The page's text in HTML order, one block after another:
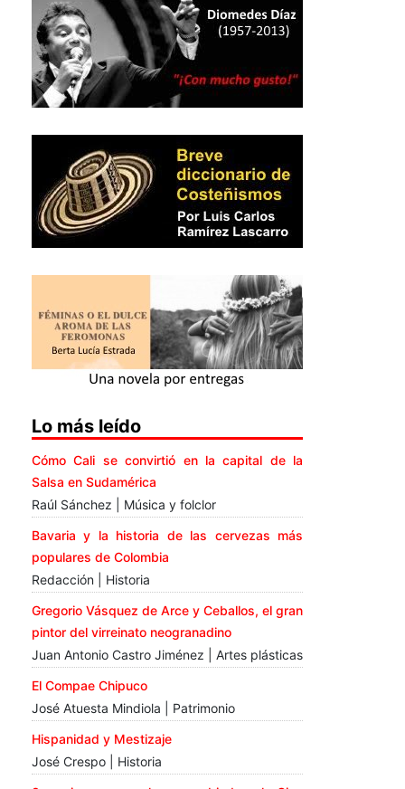
Lo más leído
Cómo Cali se convirtió en la capital de la
Salsa en Sudamérica
Raúl Sánchez | Música y folclor
Bavaria y la historia de las cervezas más
populares de Colombia
Redacción | Historia
Gregorio Vásquez de Arce y Ceballos, el gran
pintor del virreinato neogranadino
Juan Antonio Castro Jiménez | Artes plásticas
El Compae Chipuco
José Atuesta Mindiola | Patrimonio
Hispanidad y Mestizaje
José Crespo | Historia